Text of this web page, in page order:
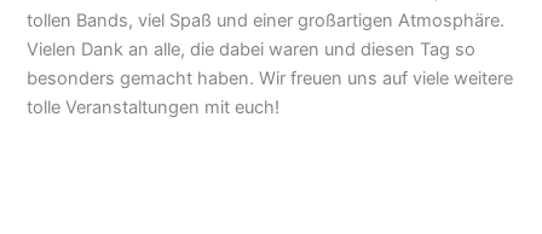
tollen Bands, viel Spaß und einer großartigen Atmosphäre.
Vielen Dank an alle, die dabei waren und diesen Tag so
besonders gemacht haben. Wir freuen uns auf viele weitere
tolle Veranstaltungen mit euch!